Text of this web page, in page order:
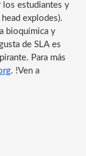
los estudiantes y
explodes).
bioquímica y
de SLA es
Para más
. !Ven a